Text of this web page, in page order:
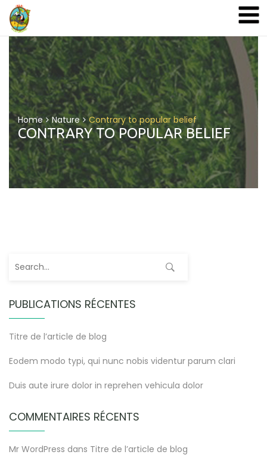
CONTRARY TO POPULAR BELIEF
Home Nature Contrary to popular belief
PUBLICATIONS RÉCENTES
Titre de l’article de blog
Eodem modo typi, qui nunc nobis videntur parum clari
Duis aute irure dolor in reprehen vehicula dolor
COMMENTAIRES RÉCENTS
Mr WordPress dans Titre de l’article de blog